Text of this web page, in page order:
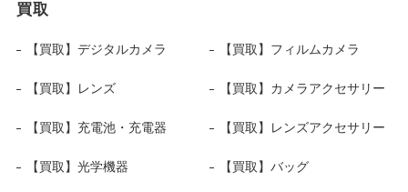
買取
【買取】デジタルカメラ 【買取】フィルムカメラ
【買取】レンズ 【買取】カメラアクセサリー
【買取】充電池・充電器 【買取】レンズアクセサリー
【買取】光学機器 【買取】バッグ